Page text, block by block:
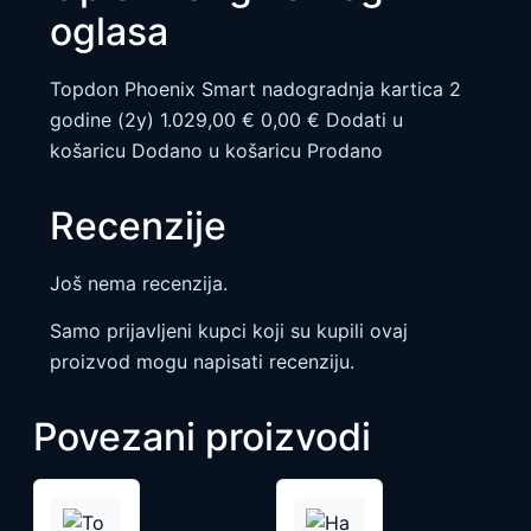
oglasa
Topdon Phoenix Smart nadogradnja kartica 2
godine (2y) 1.029,00 € 0,00 € Dodati u
košaricu Dodano u košaricu Prodano
Recenzije
Još nema recenzija.
Samo prijavljeni kupci koji su kupili ovaj
proizvod mogu napisati recenziju.
Povezani proizvodi